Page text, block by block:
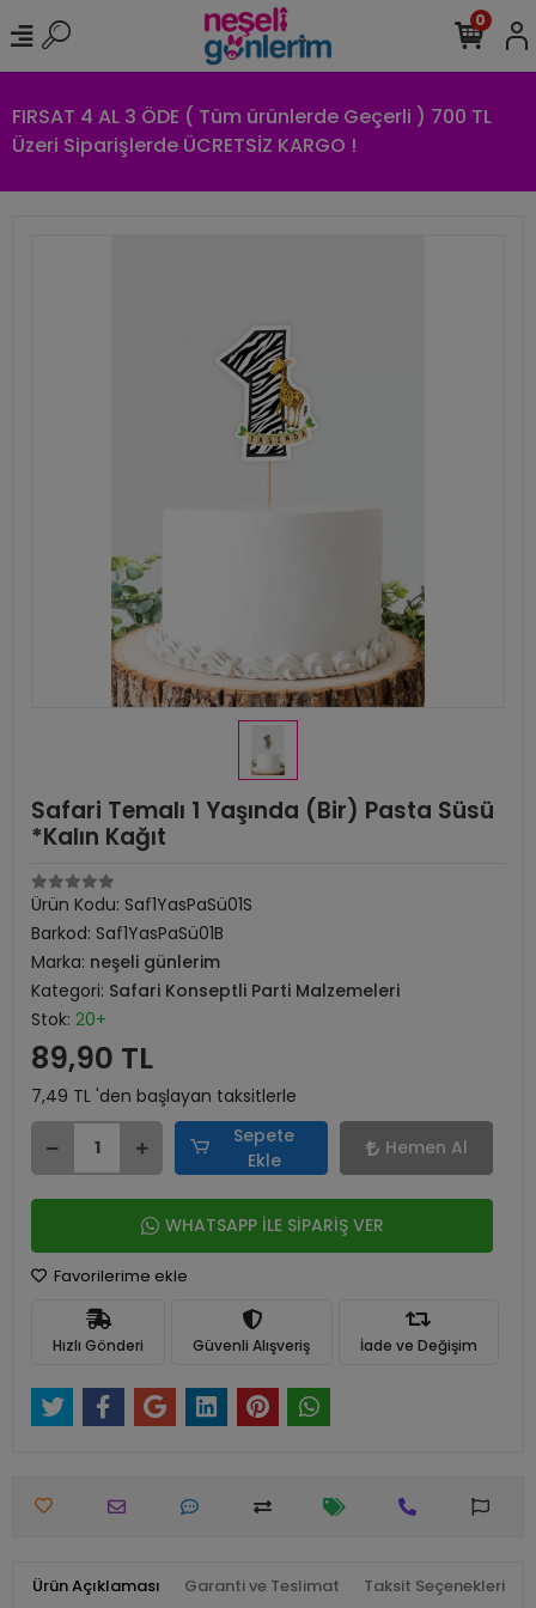
FIRSAT 4 AL 3 ÖDE ( Tüm ürünlerde Geçerli ) 700 TL
Üzeri Siparişlerde ÜCRETSİZ KARGO !
0
Safari Temalı 1 Yaşında (Bir) Pasta Süsü
*Kalın Kağıt
Ürün Kodu: Saf1YasPaSü01S
Barkod: Saf1YasPaSü01B
Marka: neşeli günlerim
Kategori: Safari Konseptli Parti Malzemeleri
Stok: 20+
89,90 TL
7,49 TL 'den başlayan taksitlerle
Sepete
Ekle
Hemen Al
WHATSAPP İLE SİPARİŞ VER
Favorilerime ekle
Hızlı Gönderi Güvenli Alışveriş İade ve Değişim
Ürün Açıklaması Garanti ve Teslimat Taksit Seçenekleri